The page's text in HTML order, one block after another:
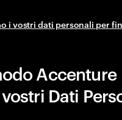
i vostri dati personali per
Accenture
Dati